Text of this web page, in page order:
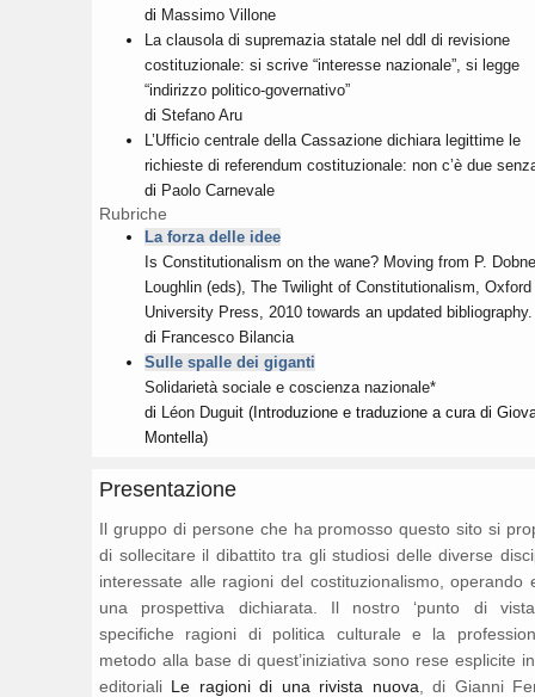
di Massimo Villone
La clausola di supremazia statale nel ddl di revisione
costituzionale: si scrive “interesse nazionale”, si legge
“indirizzo politico-governativo”
di Stefano Aru
L’Ufficio centrale della Cassazione dichiara legittime le
richieste di referendum costituzionale: non c’è due
di Paolo Carnevale
Rubriche
La forza delle idee
Is Constitutionalism on the wane? Moving from P.
Loughlin (eds), The Twilight of Constitutionalism, Oxford
University Press, 2010 towards an updated bibliography.
di Francesco Bilancia
Sulle spalle dei giganti
Solidarietà sociale e coscienza nazionale*
di
Léon Duguit(Introduzione e traduzione a cura di
Montella)
Presentazione
Il gruppo di persone che ha promosso questo sito si
di sollecitare il dibattito tra gli studiosi delle diverse
interessate alle ragioni del costituzionalismo, operando
una prospettiva dichiarata. Il nostro ‘punto di
specifiche ragioni di politica culturale e la
metodo alla base di quest’iniziativa sono rese esplicite
editoriali Le ragioni di una rivista nuova , di Gianni